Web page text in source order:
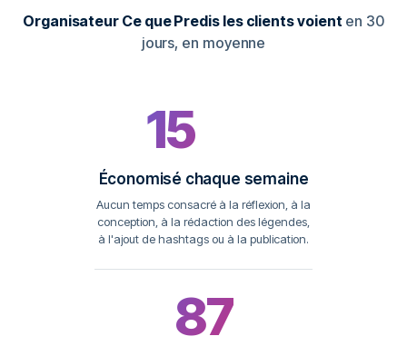
Organisateur Ce que Predis les clients voient en 30
jours, en moyenne
15
Économisé chaque semaine
Aucun temps consacré à la réflexion, à la
conception, à la rédaction des légendes,
à l'ajout de hashtags ou à la publication.
87